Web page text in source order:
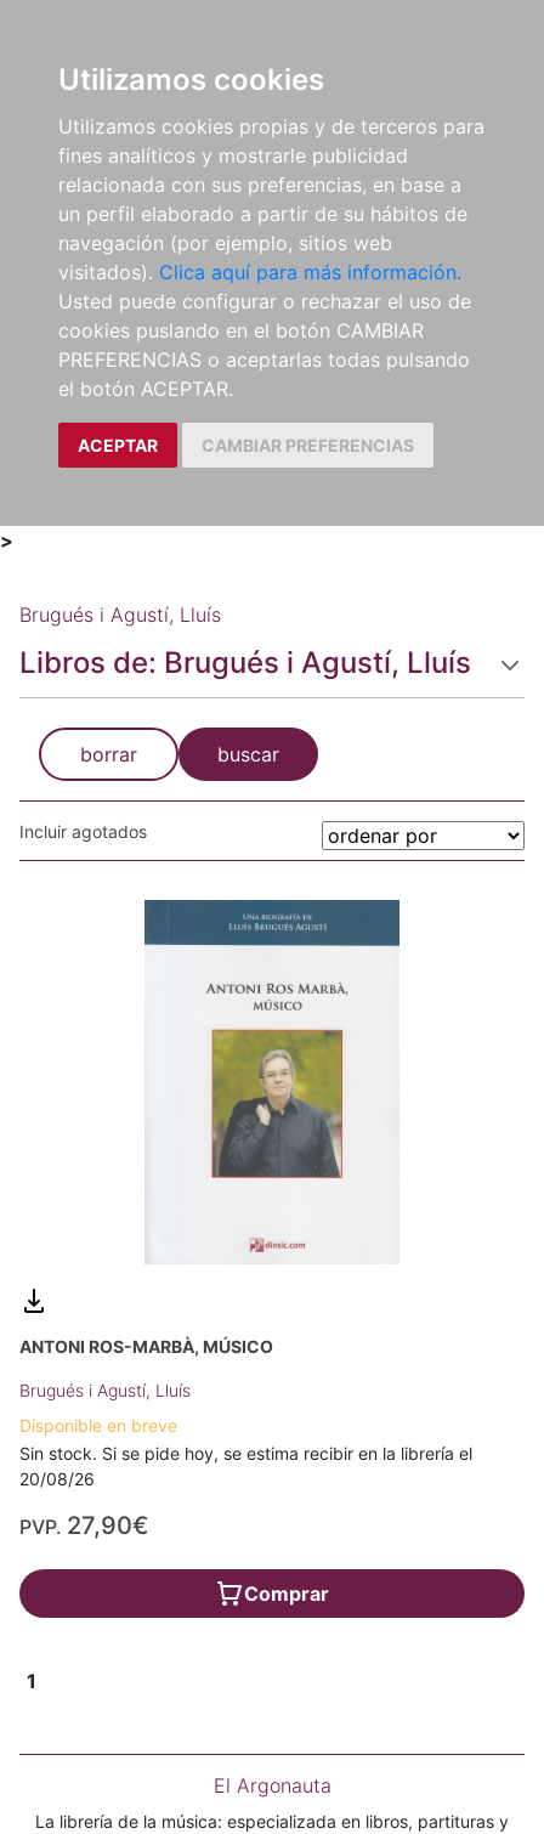
Utilizamos cookies
Utilizamos cookies propias y de terceros para
fines analíticos y mostrarle publicidad
relacionada con sus preferencias, en base a
un perfil elaborado a partir de su hábitos de
navegación (por ejemplo, sitios web
visitados). Clica aquí para más información.
Usted puede configurar o rechazar el uso de
cookies puslando en el botón CAMBIAR
PREFERENCIAS o aceptarlas todas pulsando
el botón ACEPTAR.
ACEPTAR CAMBIAR PREFERENCIAS
>
Brugués i Agustí, Lluís
Libros de: Brugués i Agustí, Lluís
borrar buscar
Incluir agotados
ANTONI ROS-MARBÀ, MÚSICO
Brugués i Agustí, Lluís
Disponible en breve
Sin stock. Si se pide hoy, se estima recibir en la librería el
20/08/26
PVP. 27,90€
Comprar
1
El Argonauta
La librería de la música: especializada en libros, partituras y